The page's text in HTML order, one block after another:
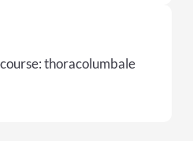
thoracolumbale